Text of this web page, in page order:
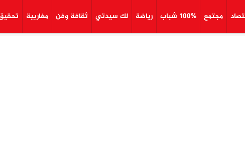
مجتمع 100% شباب رياضة لك سيدتي ثقافة وفن مغاربية